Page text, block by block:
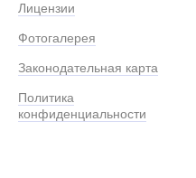
Лицензии
Фотогалерея
Законодательная карта
Политика
конфиденциальности